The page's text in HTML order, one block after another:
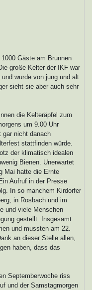
Gäste am Brunnen
große Kelter der IKF war
wurde von jung und alt
sieht sie aber auch sehr
die Kelteräpfel zum
um 9.00 Uhr
gar nicht danach
stattfinden würde.
der klimatisch idealen
Bienen. Unerwartet
Mai hatte die Ernte
Aufruf in der Presse
In so manchem Kirdorfer
in Rosbach und im
und viele Menschen
gestellt. Insgesamt
und mussten am 22.
an dieser Stelle allen,
haben, dass das
Septemberwoche riss
und der Samstagmorgen